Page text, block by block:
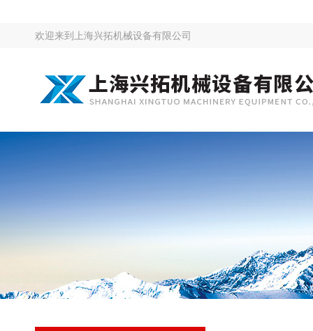
欢迎来到 上海兴拓机械设备有限公司